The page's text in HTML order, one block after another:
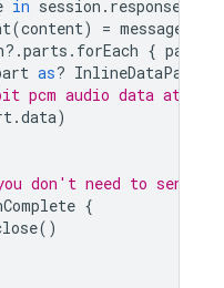
in session . responses
(content) = message
?.parts . forEach { part
as? InlineDataPart
pcm audio data at
.data)
don't need to send
{
()